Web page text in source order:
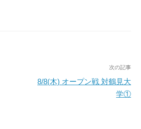
次の記事
8/8(木) オープン戦 対鶴見大
学①